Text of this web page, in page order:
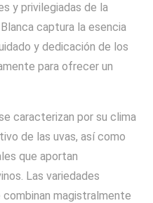
y privilegiadas de la
captura la esencia
y dedicación de los
para ofrecer un
caracterizan por su clima
de las uvas, así como
que aportan
Las variedades
magistralmente